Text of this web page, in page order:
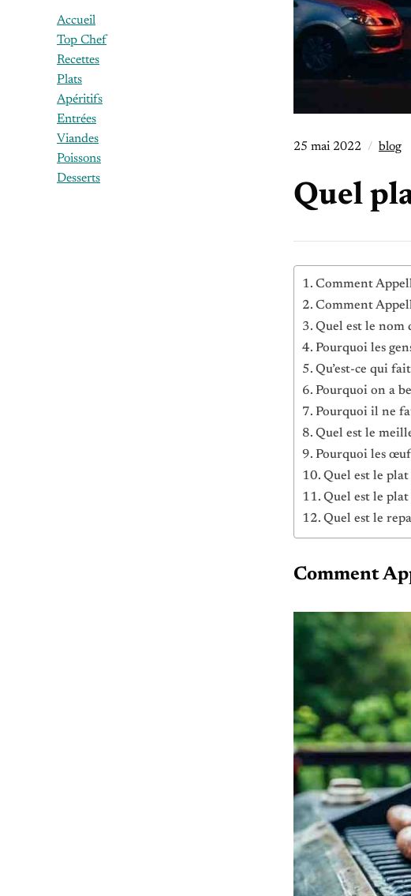
25 mai 2022 blog
Quel
Comment
Comment
Quel est le nom
Pourquoi les
Qu’est-ce qui
Pourquoi on a
Pourquoi il ne
Quel est le
Pourquoi les
Quel est le
Quel est le plat
Quel est le
Comment
Accueil
Top Chef
Recettes
Plats
Apéritifs
Entrées
Viandes
Poissons
Desserts